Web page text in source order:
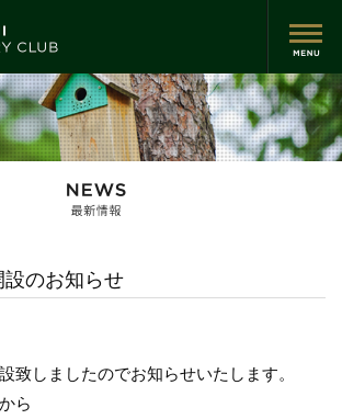
のお知らせ
致しましたのでお知らせいたします。
ら